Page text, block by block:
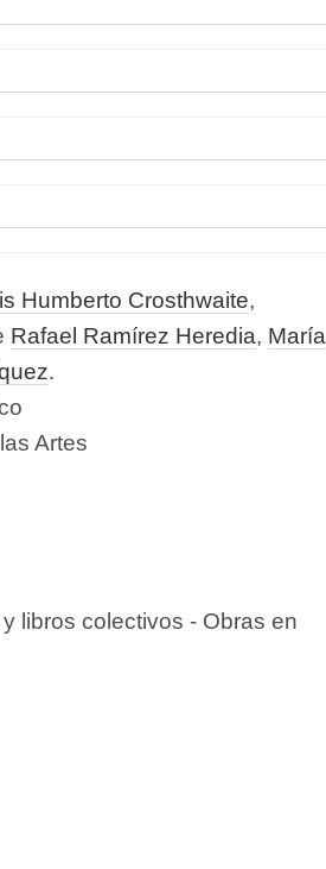
Humberto Crosthwaite,
Rafael Ramírez Heredia, María
.
Artes
libros colectivos - Obras en